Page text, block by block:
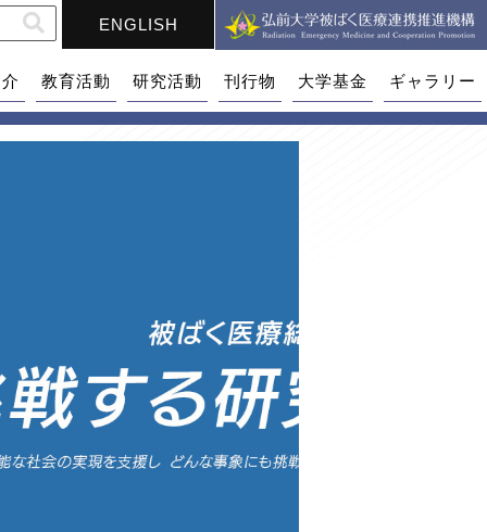
ENGLISH
教育活動 研究活動 刊行物 大学基金 ギャラリー